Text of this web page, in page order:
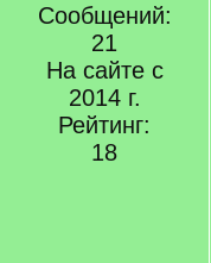
Сообщений:
21
На сайте с
2014 г.
Рейтинг:
18